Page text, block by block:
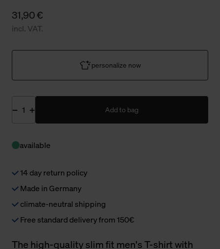
31,90 €
incl. VAT.
personalize now
Add to bag
available
14 day return policy
Made in Germany
climate-neutral shipping
Free standard delivery from 150€
The high-quality slim fit men's T-shirt with